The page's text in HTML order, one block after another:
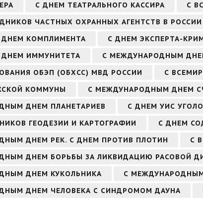
С ДНЕМ ТЕАТРАЛЬНОГО КАССИРА С
ЧАСТНЫХ ОХРАННЫХ АГЕНТСТВ В РОССИИ
КОМПЛИМЕНТА
С ДНЕМ ЭКСПЕРТА-
ИММУНИТЕТА
С МЕЖДУНАРОДНЫМ
ОБЭП (ОБХСС) МВД РОССИИ
С
КОММУНЫ
С МЕЖДУНАРОДНЫМ ДНЕМ
ДНЕМ ПЛАНЕТАРИЕВ
С ДНЕМ УИС
ГЕОДЕЗИИ И КАРТОГРАФИИ
С ДНЕМ
ДНЕМ РЕК. С ДНЕМ ПРОТИВ ПЛОТИН
С
ДНЕМ БОРЬБЫ ЗА ЛИКВИДАЦИЮ РАСОВОЙ
ДНЕМ КУКОЛЬНИКА
С
ДНЕМ ЧЕЛОВЕКА С СИНДРОМОМ ДАУНА